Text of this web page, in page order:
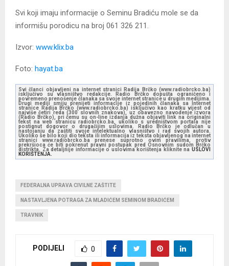
Svi koji imaju informacije o Seminu Bradiću mole se da
informišu porodicu na broj 061 326 211.
Izvor: www.klix.ba
Foto: hayat.ba
Svi članci objavljeni na internet stranici Radija Brčko (www.radiobrcko.ba)
isključivo su vlasništvo redakcije. Radio Brčko dopušta ograničeno i
povremeno prenošenje članaka sa svoje internet stranice u drugim medijima.
Drugi mediji smiju prenijeti informacije iz pojedinih članaka sa Internet
stranice Radija Brčko (www.radiobrcko.ba) isključivo kao kratku vijest od
najviše četiri reda (300 slovnih znakova), uz obavezno navođenje izvora
(Radio Brčko), pri čemu su on-line izdanja dužna objaviti link na originalni
tekst na web stranicu radiobrcko.ba, ukoliko s uredništvom portala nije
postignut dogovor o drugačijim uslovima. Radio Brčko je odlučan u
nastojanju da zaštiti svoje intelektualno vlasništvo i rad svojih autora.
Ukoliko se bilo koji dio teksta ili informacija iz teksta objavljenog na internet
stranici www.radiobrcko.ba prenese suprotno ovim pravilima, protiv
prekršioca će biti pokrenut pravni postupak pred Osnovnim sudom Brčko
distrikta. Za detaljnije informacije o uslovima korištenja kliknite na USLOVI
KORIŠTENJA.
FEDERALNA UPRAVA CIVILNE ZAŠTITE
NASTAVLJENA POTRAGA ZA MLADIĆEM SEMINOM BRADIĆEM
TRAVNIK
PODIJELI 0